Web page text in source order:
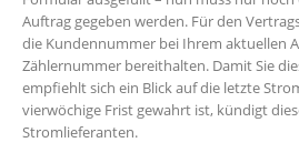
Auftrag gegeben werden. Für den
die Kundennummer bei Ihrem aktuellen
Zählernummer bereithalten. Damit Sie
empfiehlt sich ein Blick auf die letzte
vierwöchige Frist gewahrt ist, kündigt
Stromlieferanten.